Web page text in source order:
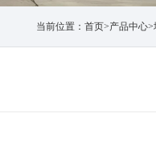
当前位置： 首页>产品中心>